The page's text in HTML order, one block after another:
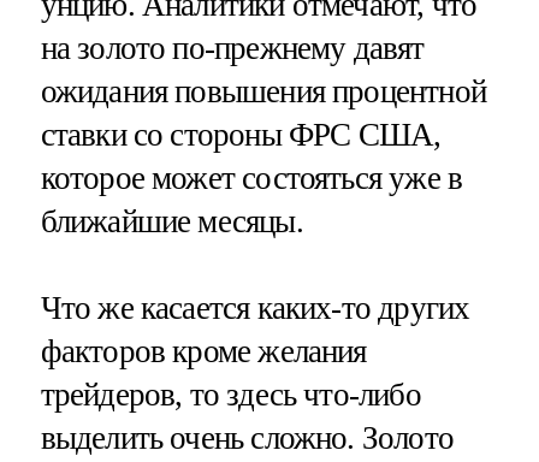
на золото по-прежнему давят
ожидания повышения процентной
ставки со стороны ФРС США,
которое может состояться уже в
ближайшие месяцы.
Что же касается каких-то других
факторов кроме желания
трейдеров, то здесь что-либо
выделить очень сложно. Золото